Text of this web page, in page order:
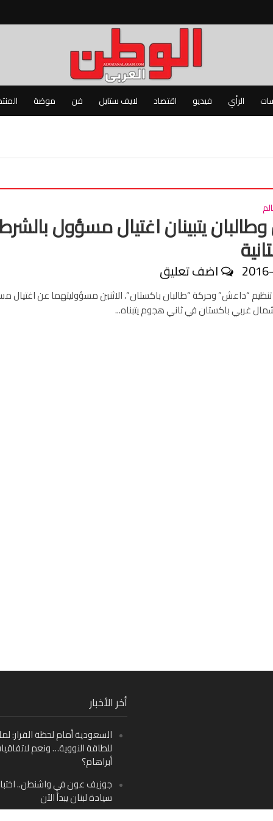
الرأي فيديو اقتصاد لايف ستايل فن موضة
يتبينان اغتيال مسؤول
اضف تعليق
“داعش” وحركة “طالبان باكستان”، الاثنين مسؤوليتهما عن اغتيال
غربي باكستان في ثاني هجوم يتبناه...
أخر الأخبار
السعودية أمام لحظة القرار:
للطاقة النووية… ونعم
أبراهام؟
جوزيف عون في واشنطن..
سيادة لبنان يبدأ الآن